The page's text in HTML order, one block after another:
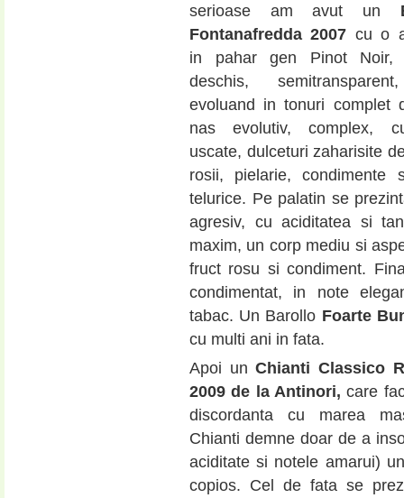
serioase am avut un
Fontanafredda 2007 cu o
in pahar gen Pinot Noir,
deschis,
evoluand in tonuri complet
nas evolutiv, complex,
uscate, dulceturi zaharisite
rosii, pielarie, condimente
telurice. Pe palatin se
agresiv, cu aciditatea si
maxim, un corp mediu si
fruct rosu si condiment.
condimentat, in note
tabac. Un Barollo Foarte
cu multi ani in fata.
Apoi unChianti Classico
2009 de la Antinori, care
discordanta cu marea
Chianti demne doar de a
aciditate si notele amarui)
copios. Cel de fata se